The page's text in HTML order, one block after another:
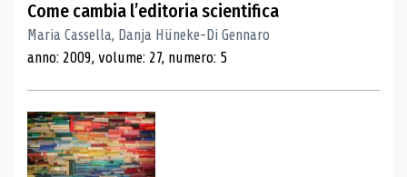
Come cambia l’editoria scientifica
Maria Cassella, Danja Hüneke-Di Gennaro
anno: 2009, volume: 27, numero: 5